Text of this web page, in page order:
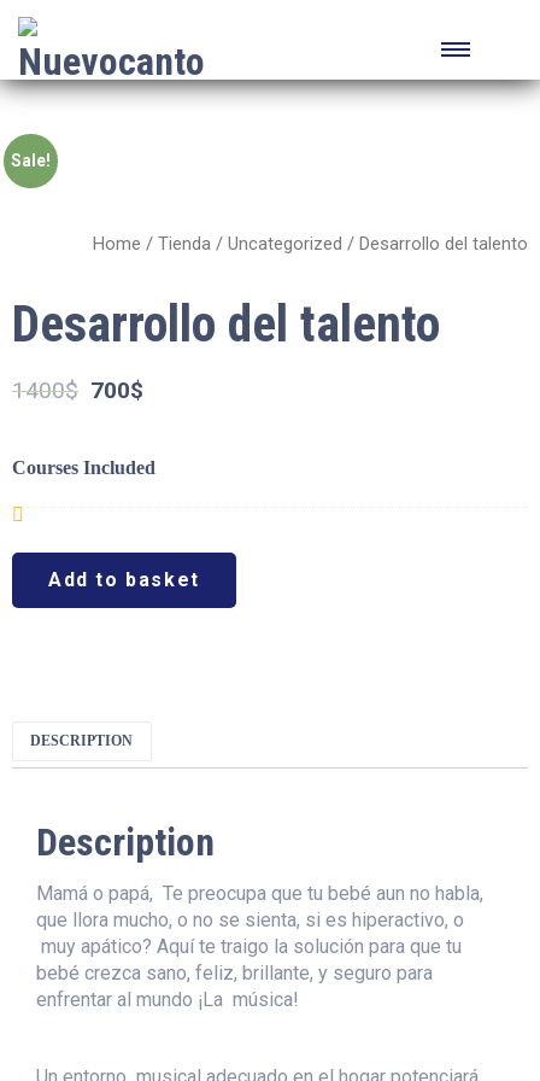
Sale!
Home / Tienda / Uncategorized / Desarrollo del talento
Desarrollo del talento
1400$ 700$
Courses Included
Add to basket
DESCRIPTION
Description
Mamá o papá, Te preocupa que tu bebé aun no habla,
que llora mucho, o no se sienta, si es hiperactivo, o
muy apático? Aquí te traigo la solución para que tu
bebé crezca sano, feliz, brillante, y seguro para
enfrentar al mundo ¡La música!